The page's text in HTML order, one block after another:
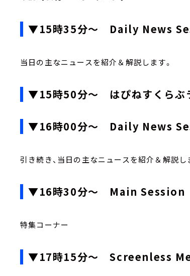
▼15時35分～ Daily News
当日の主なニュースを紹介＆解説します。
▼15時50分～ はぴねすくらぶ
▼16時00分～ Daily News
引き続き、当日の主なニュースを紹介＆解説し
▼16時30分～ Main Session
特集コーナー
▼17時15分～ Screenless